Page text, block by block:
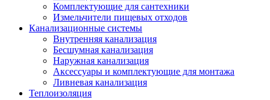
Комплектующие для сантехники
Измельчители пищевых отходов
Канализационные системы
Внутренняя канализация
Бесшумная канализация
Наружная канализация
Аксессуары и комплектующие для монтажа
Ливневая канализация
Теплоизоляция